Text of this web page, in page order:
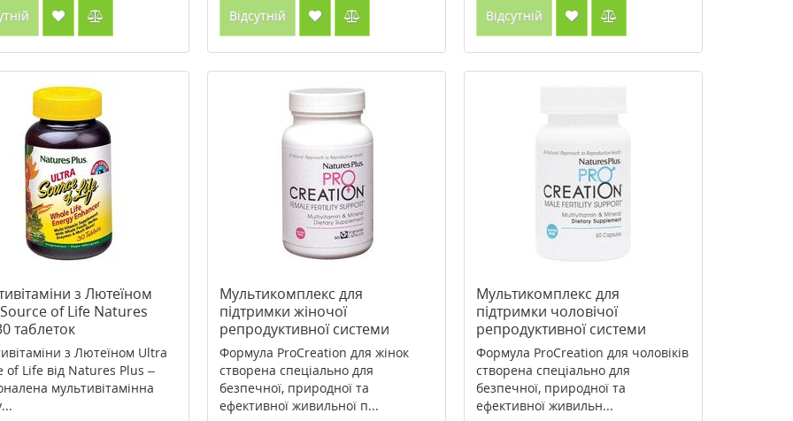
Відсутній Відсутній
з Лютеїном
of Life Natures
таблеток
з Лютеїном Ultra
of Life від Natures Plus –
мультивітамінна
Мультикомплекс для
підтримки жіночої
репродуктивної системи
ProCreation Natures Plus 60
капсули
Формула ProCreation для жінок
створена спеціально для
безпечної, природної та
ефективної живильної п...
Мультикомплекс для
підтримки чоловічої
репродуктивної системи
ProCreation Natures Plus 60
капсули
Формула ProCreation для чоловіків
створена спеціально для
безпечної, природної та
ефективної живильн...